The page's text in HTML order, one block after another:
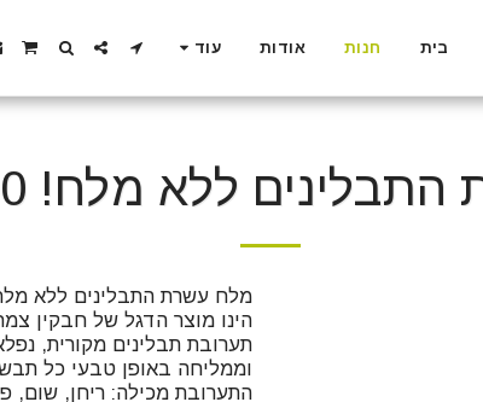
בית חנות אודות עוד
ללא מלח! 100 גרם